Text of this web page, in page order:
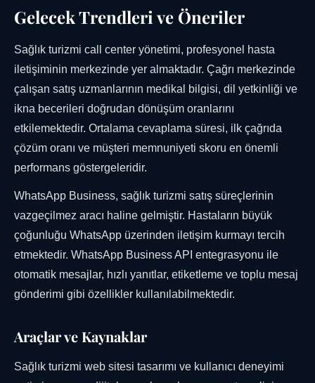
Gelecek Trendleri ve Öneriler
Sağlık turizmi call center yönetimi, profesyonel hasta
iletişiminin merkezinde yer almaktadır. Çağrı merkezinde
çalışan satış uzmanlarının medikal bilgisi, dil yetkinliği ve
ikna becerileri doğrudan dönüşüm oranlarını
etkilemektedir. Ortalama cevaplama süresi, ilk çağrıda
çözüm oranı ve müşteri memnuniyeti skoru en önemli
performans göstergeleridir.
WhatsApp Business, sağlık turizmi satış süreçlerinin
vazgeçilmez aracı haline gelmiştir. Hastaların büyük
çoğunluğu WhatsApp üzerinden iletişim kurmayı tercih
etmektedir. WhatsApp Business API entegrasyonu ile
otomatik mesajlar, hızlı yanıtlar, etiketleme ve toplu mesaj
gönderimi gibi özellikler kullanılabilmektedir.
Araçlar ve Kaynaklar
Sağlık turizmi web sitesi tasarımı ve kullanıcı deneyimi